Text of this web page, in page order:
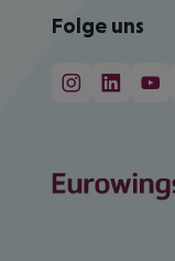
Folge uns